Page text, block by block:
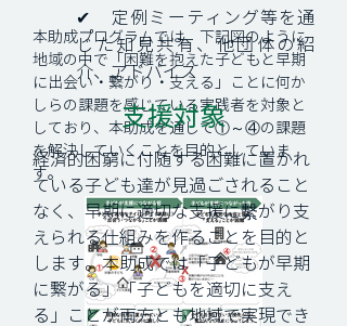
本助成プログラムでは、下記図のように
地域の中で「困難を抱えた子どもと早期
に出会い・繋がり・支える」ことに何か
しらの課題を感じている実践者を対象と
しており、本助成を通して①～④の課題
を解決していくことを目的としていま
す。
✔ 定例ミーティング等を通
じた知見共有、他団体の紹
介、アドバイス
支援対象
経済的困窮に付随する困難に置かれ
ている子ども達が見過ごされること
なく、早期に適切な支援に繫がり支
えられる仕組みを作ることを目的と
します。本助成では「子どもが早期
に繋がる」「子どもを適切に支え
る」ことが両方とも地域で実現でき